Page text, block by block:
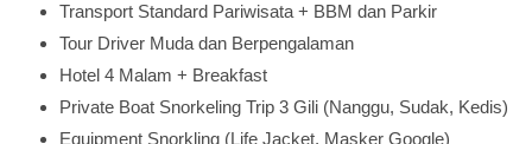
Transport Standard Pariwisata + BBM dan Parkir
Tour Driver Muda dan Berpengalaman
Hotel 4 Malam + Breakfast
Private Boat Snorkeling Trip 3 Gili (Nanggu, Sudak, Kedis)
Equipment Snorkling (Life Jacket, Masker Google)